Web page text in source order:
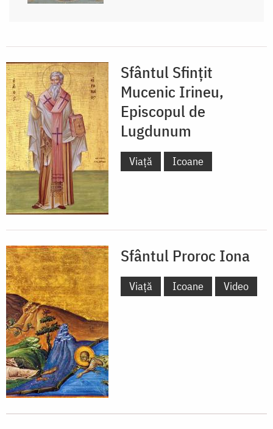
Sfântul Sfințit
Mucenic Irineu,
Episcopul de
Lugdunum
Viață Icoane
Sfântul Proroc Iona
Viață Icoane Video